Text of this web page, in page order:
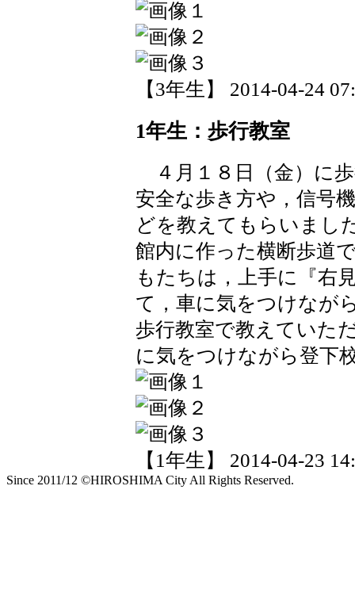
【3年生】 2014-04-24
1年生：歩行教室
４月１８日（金）に
安全な歩き方や，信号
どを教えてもらいまし
館内に作った横断歩道
もたちは，上手に『右
て，車に気をつけなが
歩行教室で教えていた
に気をつけながら登下
【1年生】 2014-04-23
Since 2011/12 ©HIROSHIMA City All Rights Reserved.